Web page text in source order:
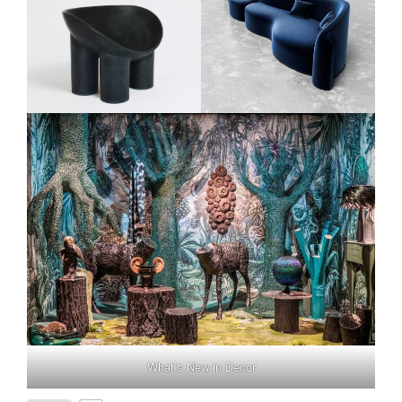
What’s New in Decor